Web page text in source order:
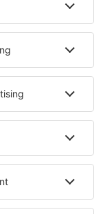
detalhes